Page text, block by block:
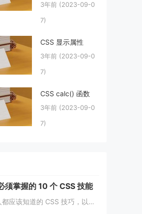
3年前 (2023-09-0
7)
CSS 显示属性
3年前 (2023-09-0
7)
CSS calc() 函数
3年前 (2023-09-0
7)
须掌握的 10 个 CSS 技能
每个人都应该知道的 CSS 技巧，以提高生产力并快速完成项目。 这里我为初学者收集了10个简单且必须知道的秘诀。 重置.css 某些浏览器对每个元素应用不同的样式，因此最好首先休息一下 CSS。 body, div, h1,h2,...